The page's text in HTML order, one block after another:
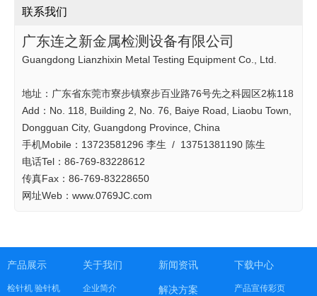
联系我们
广东连之新金属检测设备有限公司
Guangdong Lianzhixin Metal Testing Equipment Co., Ltd.
地址：广东省东莞市寮步镇寮步百业路76号先之科园区2栋118
Add：No. 118, Building 2, No. 76, Baiye Road, Liaobu Town,
Dongguan City, Guangdong Province, China
手机Mobile：13723581296 李生 / 13751381190 陈生
电话Tel：86-769-83228612
传真Fax：86-769-83228650
网址Web：www.0769JC.com
产品展示
检针机 验针机
关于我们
企业简介
新闻资讯
解决方案
下载中心
产品宣传彩页